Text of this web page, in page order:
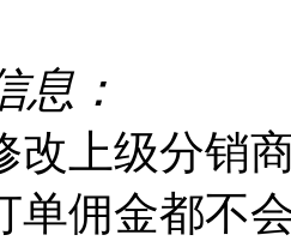
息：
改上级分销
单佣金都不